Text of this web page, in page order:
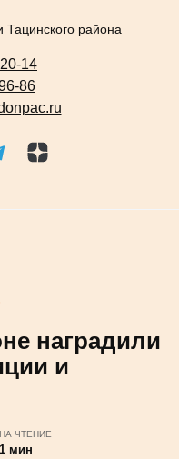
Тацинского района
14
86
наградили
и
НА ЧТЕНИЕ
1 мин